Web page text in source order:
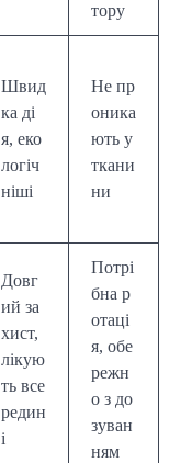
тору
Швид
ка ді
я, еко
логіч
ніші
Не пр
оника
ють у
ткани
ни
Довг
ий за
хист,
лікую
ть все
редин
і
Потрі
бна р
отаці
я, обе
режн
о з до
зуван
ням